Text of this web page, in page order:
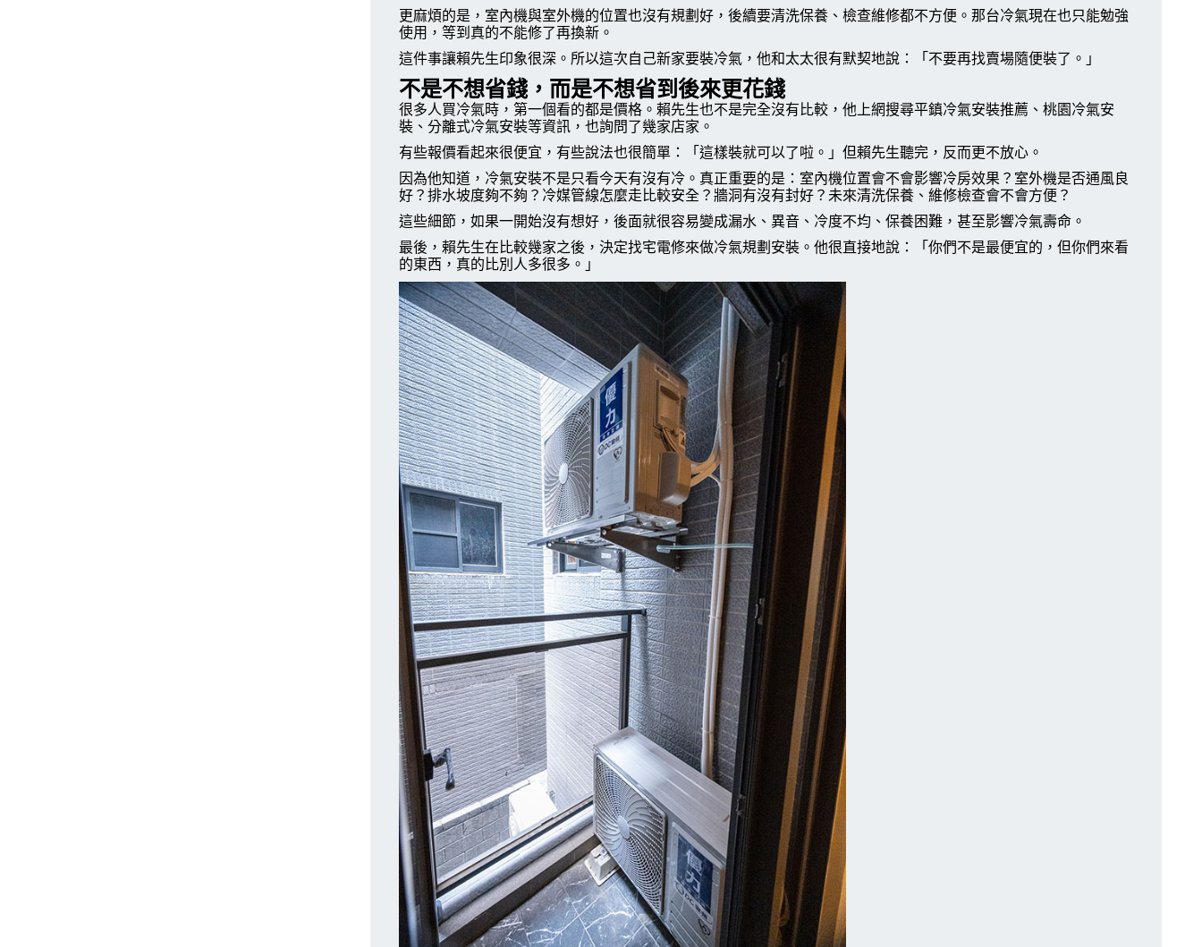
更麻煩的是，室內機與室外機的位置也沒有規劃好，後續要清洗保養、檢查維修都不方便。那台冷氣現在也只能勉強
使用，等到真的不能修了再換新。
這件事讓賴先生印象很深。所以這次自己新家要裝冷氣，他和太太很有默契地說：「不要再找賣場隨便裝了。」
不是不想省錢，而是不想省到後來更花錢
很多人買冷氣時，第一個看的都是價格。賴先生也不是完全沒有比較，他上網搜尋平鎮冷氣安裝推薦、桃園冷氣安
裝、分離式冷氣安裝等資訊，也詢問了幾家店家。
有些報價看起來很便宜，有些說法也很簡單：「這樣裝就可以了啦。」但賴先生聽完，反而更不放心。
因為他知道，冷氣安裝不是只看今天有沒有冷。真正重要的是：室內機位置會不會影響冷房效果？室外機是否通風良
好？排水坡度夠不夠？冷媒管線怎麼走比較安全？牆洞有沒有封好？未來清洗保養、維修檢查會不會方便？
這些細節，如果一開始沒有想好，後面就很容易變成漏水、異音、冷度不均、保養困難，甚至影響冷氣壽命。
最後，賴先生在比較幾家之後，決定找宅電修來做冷氣規劃安裝。他很直接地說：「你們不是最便宜的，但你們來看
的東西，真的比別人多很多。」